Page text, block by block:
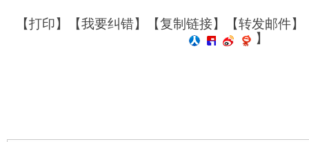
【打印】【我要纠错】【复制链接】【转发邮件】
】